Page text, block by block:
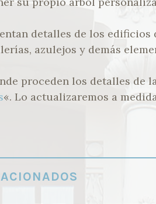
detalles de los edificios
azulejos y demás
proceden los detalles de
«. Lo actualizaremos a